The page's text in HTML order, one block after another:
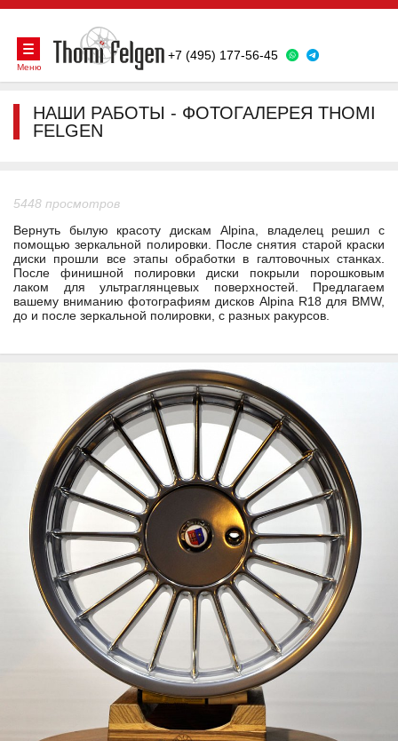
+7 (495) 177-56-45
Меню
НАШИ РАБОТЫ - ФОТОГАЛЕРЕЯ THOMI
FELGEN
5448 просмотров
Вернуть былую красоту дискам Alpina, владелец решил с
помощью зеркальной полировки. После снятия старой краски
диски прошли все этапы обработки в галтовочных станках.
После финишной полировки диски покрыли порошковым
лаком для ультраглянцевых поверхностей. Предлагаем
вашему вниманию фотографиям дисков Alpina R18 для BMW,
до и после зеркальной полировки, c разных ракурсов.